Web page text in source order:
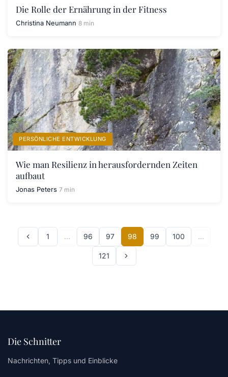
Die Rolle der Ernährung in der Fitness
Christina Neumann 8 min
PERSÖNLICHE ENTWICKLUNG
Wie man Resilienz in herausfordernden Zeiten
aufbaut
Jonas Peters 7 min
1 … 96 97 98 99 100 …
121
Die Schnitter
Nachrichten, Tipps und Einblicke